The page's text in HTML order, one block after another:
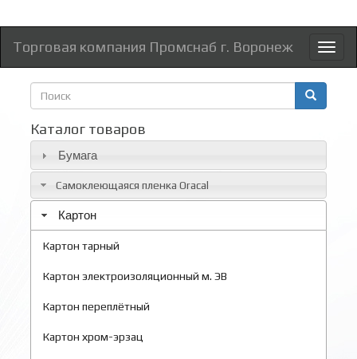
Торговая компания Промснаб г. Воронеж
Форма
поиска
Каталог товаров
Бумага
Самоклеющаяся пленка Oracal
Картон
Картон тарный
Картон электроизоляционный м. ЭВ
Картон переплётный
Картон хром-эрзац